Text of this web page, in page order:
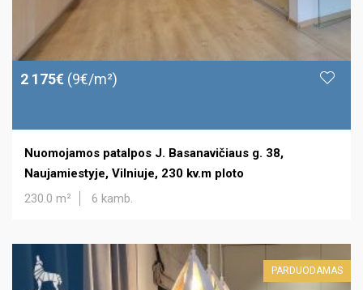
2 175€ (9€/m²)
Nuomojamos patalpos J. Basanavičiaus g. 38,
Naujamiestyje, Vilniuje, 230 kv.m ploto
230.0 m²
6 kamb.
PARDUODAMAS